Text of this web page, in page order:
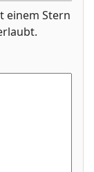
einem Stern